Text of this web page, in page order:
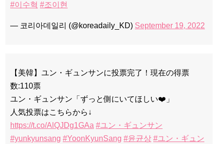
#이수혁 #조이현
— 코리아데일리 (@koreadaily_KD) September 19, 2022
【美韓】ユン・ギュンサンに投票完了！現在の得票
数:110票
ユン・ギュンサン「ずっと側にいてほしい❤️」
人気投票はこちらから↓
https://t.co/AlQJDg1GAa #ユン・ギュンサン
#yunkyunsang #YoonKyunSang #윤균상 #ユン・ギュン